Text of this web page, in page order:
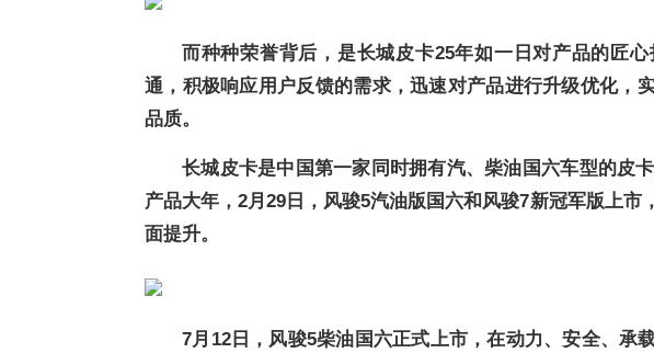
而种种荣誉背后，是长城皮卡25年如一日对产品的匠
通，积极响应用户反馈的需求，迅速对产品进行升级优化，
品质。
长城皮卡是中国第一家同时拥有汽、柴油国六车型的皮
产品大年，2月29日，风骏5汽油版国六和风骏7新冠军版上市
面提升。
7月12日，风骏5柴油国六正式上市，在动力、安全、承